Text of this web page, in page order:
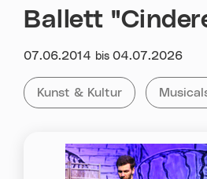
Ballett
Datum:
07.06.2014 bis 04.07.2026
Kategorie:
Alle Veranstaltungen der
Kunst & Kultur Tag:Alle